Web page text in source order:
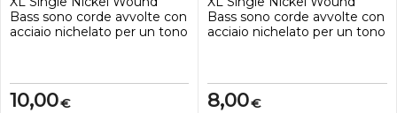
Bass sono corde avvolte con
acciaio nichelato per un tono
€
10,00
Bass sono corde avvolte con
acciaio nichelato per un tono
€
8,00